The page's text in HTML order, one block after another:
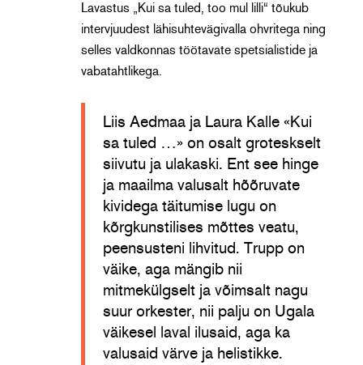
Lavastus „Kui sa tuled, too mul lilli“ tõukub
intervjuudest lähisuhtevägivalla ohvritega ning
selles valdkonnas töötavate spetsialistide ja
vabatahtlikega.
Liis Aedmaa ja Laura Kalle «Kui
sa tuled …» on osalt groteskselt
siivutu ja ulakaski. Ent see hinge
ja maailma valusalt hõõruvate
kividega täitumise lugu on
kõrgkunstilises mõttes veatu,
peensusteni lihvitud. Trupp on
väike, aga mängib nii
mitmekülgselt ja võimsalt nagu
suur orkester, nii palju on Ugala
väikesel laval ilusaid, aga ka
valusaid värve ja helistikke.